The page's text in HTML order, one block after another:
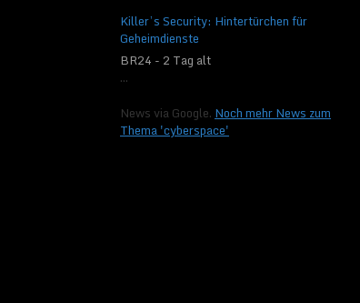
Quellen:
Killer’s Security: Hintertürchen für
Geheimdienste
BR24 - 2 Tag alt
...
News via Google. Noch mehr News zum
Thema 'cyberspace'